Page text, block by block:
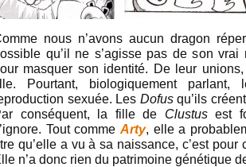
nous n’avons aucun dragon
qu’il ne s’agisse pas de son vrai
masquer son identité. De leur
Pourtant, biologiquement
sexuée. Les Dofusqu’ils
conséquent, la fille de Clustusest
Tout comme Arty, elle a
qu’elle a vu à sa naissance, c’est pour
n’a donc rien du patrimoine génétique